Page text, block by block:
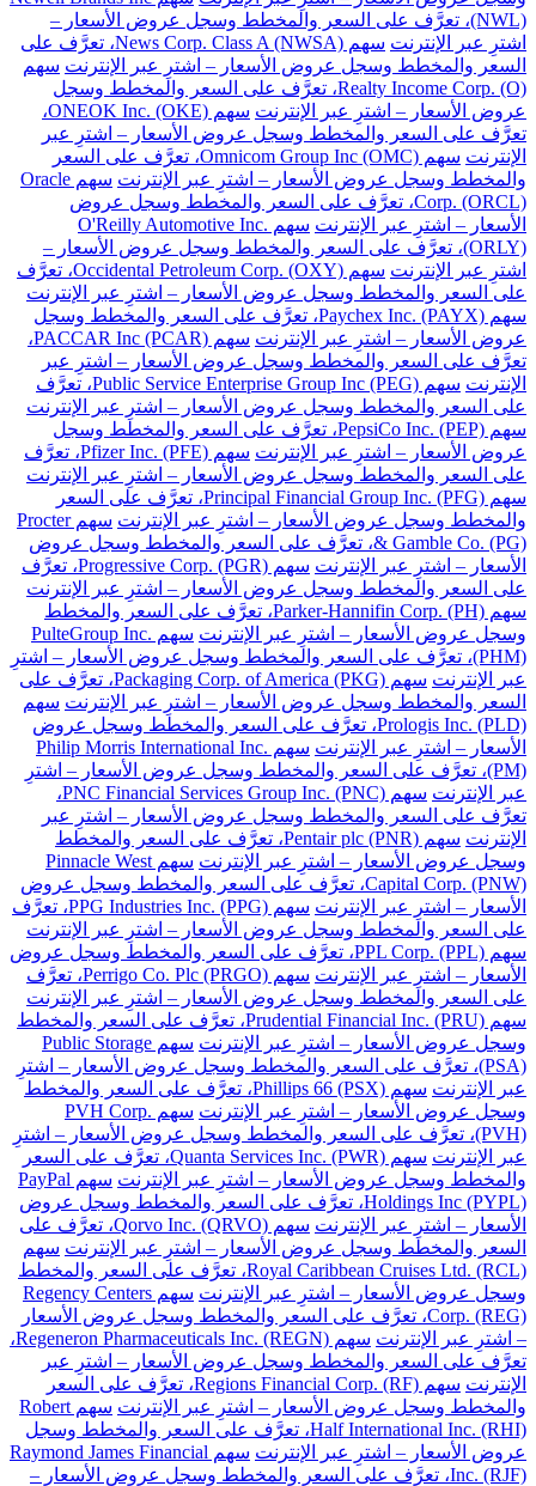
(NWL)، تعرَّف على السعر والمخطط وسجل عروض الأسعار –
اشترِ عبر الإنترنت
سهم News Corp. Class A (NWSA)، تعرَّف على
السعر والمخطط وسجل عروض الأسعار – اشترِ عبر الإنترنت سهم
Realty Income Corp. (O)، تعرَّف على السعر والمخطط وسجل
عروض الأسعار – اشترِ عبر الإنترنت
سهم ONEOK Inc. (OKE)،
تعرَّف على السعر والمخطط وسجل عروض الأسعار – اشترِ عبر
الإنترنت
سهم Omnicom Group Inc (OMC)، تعرَّف على السعر
والمخطط وسجل عروض الأسعار – اشترِ عبر الإنترنت
سهم Oracle
Corp. (ORCL)، تعرَّف على السعر والمخطط وسجل عروض
الأسعار – اشترِ عبر الإنترنت
سهم O'Reilly Automotive Inc.
(ORLY)، تعرَّف على السعر والمخطط وسجل عروض الأسعار –
اشترِ عبر الإنترنت
سهم Occidental Petroleum Corp. (OXY)، تعرَّف
على السعر والمخطط وسجل عروض الأسعار – اشترِ عبر الإنترنت
سهم Paychex Inc. (PAYX)، تعرَّف على السعر والمخطط وسجل
عروض الأسعار – اشترِ عبر الإنترنت
سهم PACCAR Inc (PCAR)،
تعرَّف على السعر والمخطط وسجل عروض الأسعار – اشترِ عبر
الإنترنت
سهم Public Service Enterprise Group Inc (PEG)، تعرَّف
على السعر والمخطط وسجل عروض الأسعار – اشترِ عبر الإنترنت
سهم PepsiCo Inc. (PEP)، تعرَّف على السعر والمخطط وسجل
عروض الأسعار – اشترِ عبر الإنترنت
سهم Pfizer Inc. (PFE)، تعرَّف
على السعر والمخطط وسجل عروض الأسعار – اشترِ عبر الإنترنت
سهم Principal Financial Group Inc. (PFG)، تعرَّف على السعر
والمخطط وسجل عروض الأسعار – اشترِ عبر الإنترنت
سهم Procter
& Gamble Co. (PG)، تعرَّف على السعر والمخطط وسجل عروض
الأسعار – اشترِ عبر الإنترنت
سهم Progressive Corp. (PGR)، تعرَّف
على السعر والمخطط وسجل عروض الأسعار – اشترِ عبر الإنترنت
سهم Parker-Hannifin Corp. (PH)، تعرَّف على السعر والمخطط
وسجل عروض الأسعار – اشترِ عبر الإنترنت
سهم PulteGroup Inc.
(PHM)، تعرَّف على السعر والمخطط وسجل عروض الأسعار – اشترِ
عبر الإنترنت
سهم Packaging Corp. of America (PKG)، تعرَّف على
السعر والمخطط وسجل عروض الأسعار – اشترِ عبر الإنترنت سهم
Prologis Inc. (PLD)، تعرَّف على السعر والمخطط وسجل عروض
الأسعار – اشترِ عبر الإنترنت
سهم Philip Morris International Inc.
(PM)، تعرَّف على السعر والمخطط وسجل عروض الأسعار – اشترِ
عبر الإنترنت
سهم PNC Financial Services Group Inc. (PNC)،
تعرَّف على السعر والمخطط وسجل عروض الأسعار – اشترِ عبر
الإنترنت
سهم Pentair plc (PNR)، تعرَّف على السعر والمخطط
وسجل عروض الأسعار – اشترِ عبر الإنترنت
سهم Pinnacle West
Capital Corp. (PNW)، تعرَّف على السعر والمخطط وسجل عروض
الأسعار – اشترِ عبر الإنترنت
سهم PPG Industries Inc. (PPG)، تعرَّف
على السعر والمخطط وسجل عروض الأسعار – اشترِ عبر الإنترنت
سهم PPL Corp. (PPL)، تعرَّف على السعر والمخطط وسجل عروض
الأسعار – اشترِ عبر الإنترنت
سهم Perrigo Co. Plc (PRGO)، تعرَّف
على السعر والمخطط وسجل عروض الأسعار – اشترِ عبر الإنترنت
سهم Prudential Financial Inc. (PRU)، تعرَّف على السعر والمخطط
وسجل عروض الأسعار – اشترِ عبر الإنترنت
سهم Public Storage
(PSA)، تعرَّف على السعر والمخطط وسجل عروض الأسعار – اشترِ
عبر الإنترنت
سهم Phillips 66 (PSX)، تعرَّف على السعر والمخطط
وسجل عروض الأسعار – اشترِ عبر الإنترنت
سهم PVH Corp.
(PVH)، تعرَّف على السعر والمخطط وسجل عروض الأسعار – اشترِ
عبر الإنترنت
سهم Quanta Services Inc. (PWR)، تعرَّف على السعر
والمخطط وسجل عروض الأسعار – اشترِ عبر الإنترنت
سهم PayPal
Holdings Inc (PYPL)، تعرَّف على السعر والمخطط وسجل عروض
الأسعار – اشترِ عبر الإنترنت
سهم Qorvo Inc. (QRVO)، تعرَّف على
السعر والمخطط وسجل عروض الأسعار – اشترِ عبر الإنترنت سهم
Royal Caribbean Cruises Ltd. (RCL)، تعرَّف على السعر والمخطط
وسجل عروض الأسعار – اشترِ عبر الإنترنت
سهم Regency Centers
Corp. (REG)، تعرَّف على السعر والمخطط وسجل عروض الأسعار
– اشترِ عبر الإنترنت
سهم Regeneron Pharmaceuticals Inc. (REGN)،
تعرَّف على السعر والمخطط وسجل عروض الأسعار – اشترِ عبر
الإنترنت
سهم Regions Financial Corp. (RF)، تعرَّف على السعر
والمخطط وسجل عروض الأسعار – اشترِ عبر الإنترنت
سهم Robert
Half International Inc. (RHI)، تعرَّف على السعر والمخطط وسجل
عروض الأسعار – اشترِ عبر الإنترنت
سهم Raymond James Financial
Inc. (RJF)، تعرَّف على السعر والمخطط وسجل عروض الأسعار –